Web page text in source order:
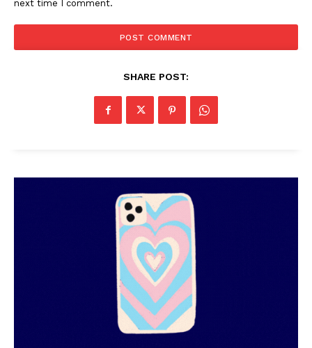
PALA VISION
Grievance Redressal
next time I comment.
SHARE POST: